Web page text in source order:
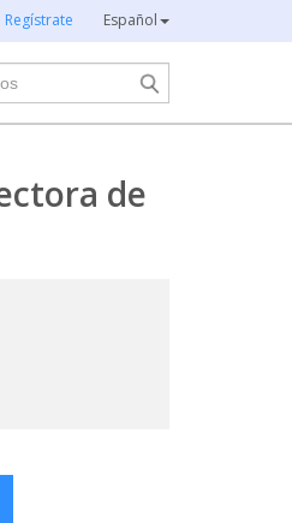
Regístrate Español
de